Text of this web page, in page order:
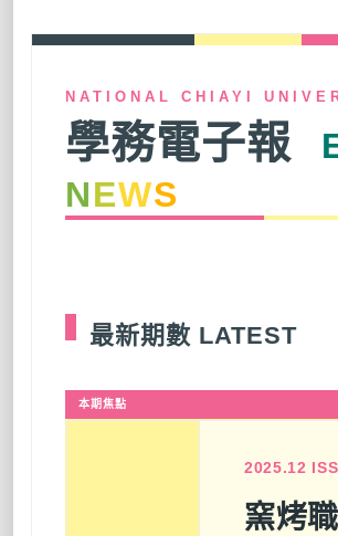
NATIONAL CHIAYI
學務電子報
NEWS
最新期數 LATEST
本期焦點
2025.12
窯烤